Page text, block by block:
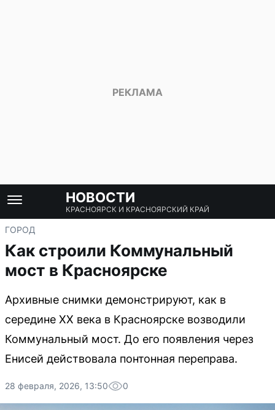
НОВОСТИ
КРАСНОЯРСК И КРАСНОЯРСКИЙ КРАЙ
ГОРОД
Как строили Коммунальный
мост в Красноярске
Архивные снимки демонстрируют, как в
середине XX века в Красноярске возводили
Коммунальный мост. До его появления через
Енисей действовала понтонная переправа.
28 февраля, 2026, 13:50 0